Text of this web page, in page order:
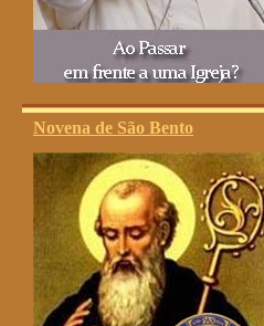
Novena de São Bento